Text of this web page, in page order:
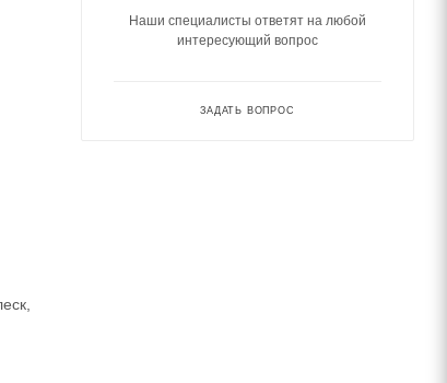
Наши специалисты ответят на любой
интересующий вопрос
ЗАДАТЬ ВОПРОС